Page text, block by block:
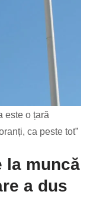
este o țară
ca peste tot”
la muncă
a dus